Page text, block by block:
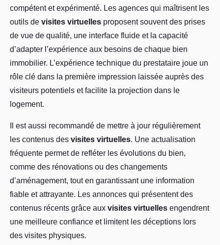
compétent et expérimenté. Les agences qui maîtrisent les
outils de visites virtuelles proposent souvent des prises
de vue de qualité, une interface fluide et la capacité
d’adapter l’expérience aux besoins de chaque bien
immobilier. L’expérience technique du prestataire joue un
rôle clé dans la première impression laissée auprès des
visiteurs potentiels et facilite la projection dans le
logement.
Il est aussi recommandé de mettre à jour régulièrement
les contenus des visites virtuelles. Une actualisation
fréquente permet de refléter les évolutions du bien,
comme des rénovations ou des changements
d’aménagement, tout en garantissant une information
fiable et attrayante. Les annonces qui présentent des
contenus récents grâce aux visites virtuelles engendrent
une meilleure confiance et limitent les déceptions lors
des visites physiques.